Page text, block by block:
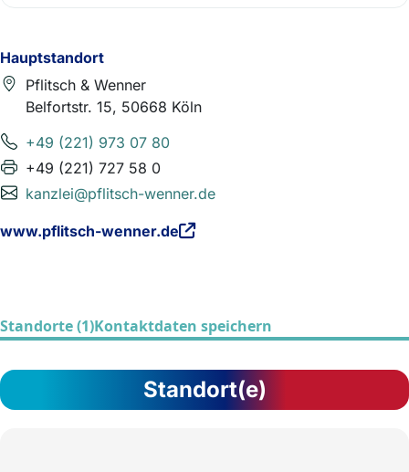
Hauptstandort
Pflitsch & Wenner
Belfortstr. 15, 50668 Köln
+49 (221) 973 07 80
+49 (221) 727 58 0
kanzlei@pflitsch-wenner.de
www.pflitsch-wenner.de
Standorte (1)Kontaktdaten speichern
Standort(e)